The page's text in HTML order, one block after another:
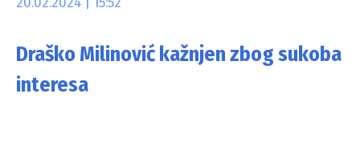
Draško Milinović kažnjen zbog sukoba
interesa